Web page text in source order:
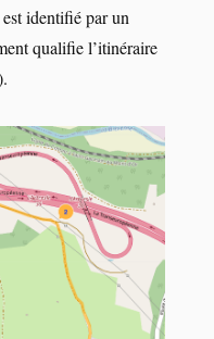
identifié par un
qualifie l’itinéraire